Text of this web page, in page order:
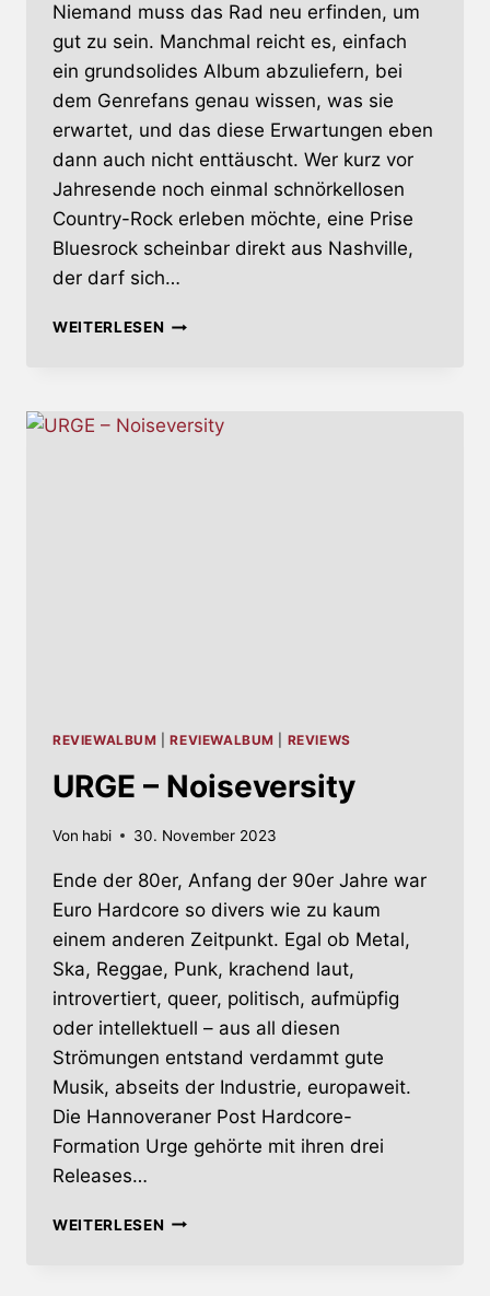
Niemand muss das Rad neu erfinden, um
gut zu sein. Manchmal reicht es, einfach
ein grundsolides Album abzuliefern, bei
dem Genrefans genau wissen, was sie
erwartet, und das diese Erwartungen eben
dann auch nicht enttäuscht. Wer kurz vor
Jahresende noch einmal schnörkellosen
Country-Rock erleben möchte, eine Prise
Bluesrock scheinbar direkt aus Nashville,
der darf sich…
WEITERLESENINGVAY
REVIEWALBUM |REVIEWALBUM REVIEWS
URGE – Noiseversity
Von habi 30. November 2023
Ende der 80er, Anfang der 90er Jahre war
Euro Hardcore so divers wie zu kaum
einem anderen Zeitpunkt. Egal ob Metal,
Ska, Reggae, Punk, krachend laut,
introvertiert, queer, politisch, aufmüpfig
oder intellektuell – aus all diesen
Strömungen entstand verdammt gute
Musik, abseits der Industrie, europaweit.
Die Hannoveraner Post Hardcore-
Formation Urge gehörte mit ihren drei
Releases…
WEITERLESENURGE